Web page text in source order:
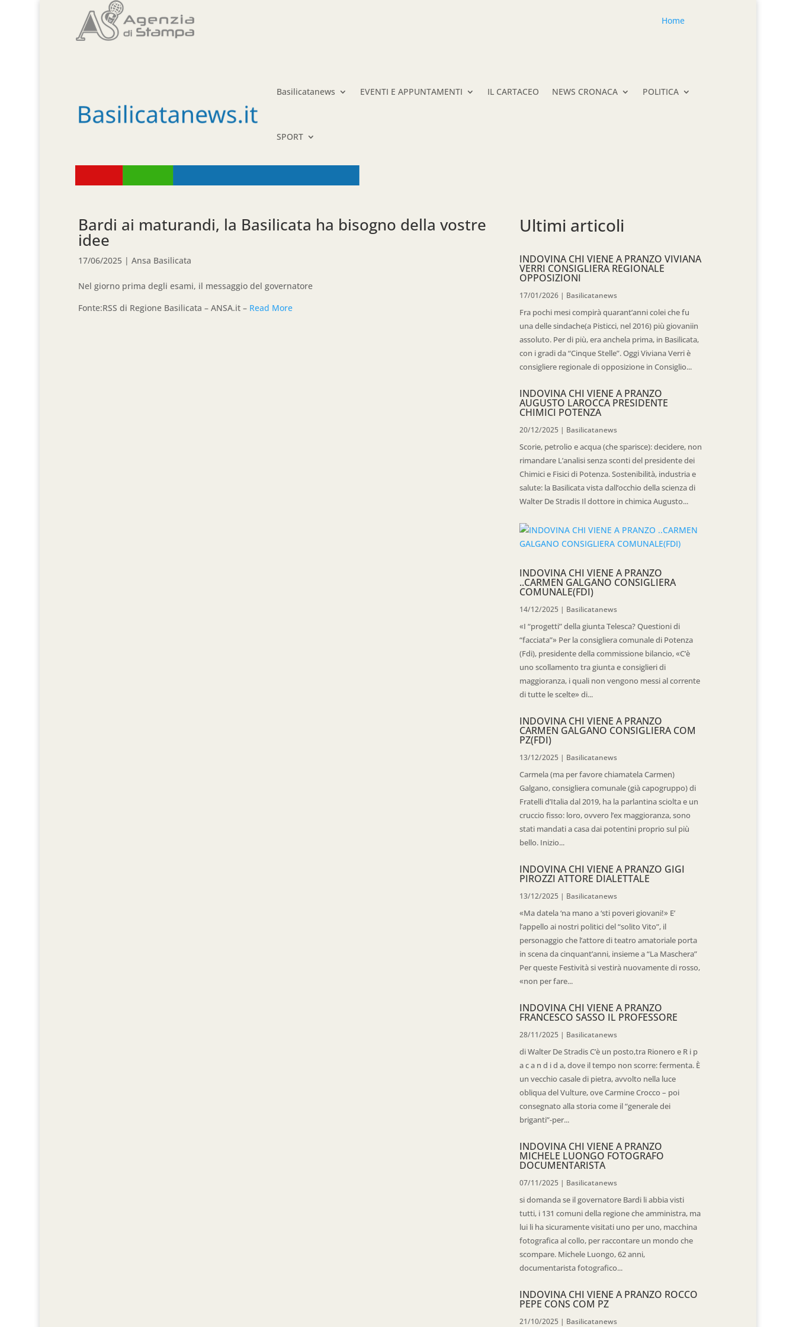
Home
Basilicatanews EVENTI E APPUNTAMENTI IL CARTACEO NEWS CRONACA POLITICA
SPORT
Bardi ai maturandi, la Basilicata ha bisogno della vostre
idee
17/06/2025 |Ansa Basilicata
Nel giorno prima degli esami, il messaggio del governatore
Fonte:RSS di Regione Basilicata – ANSA.it – Read More
Ultimi articoli
INDOVINA CHI VIENE A PRANZO VIVIANA
VERRI CONSIGLIERA REGIONALE
OPPOSIZIONI
17/01/2026| Basilicatanews
Fra pochi mesi compirà quarant’anni colei che fu
una delle sindache(a Pisticci, nel 2016) più giovaniin
assoluto. Per di più, era anchela prima, in Basilicata,
con i gradi da “Cinque Stelle”. Oggi Viviana Verri è
consigliere regionale di opposizione in Consiglio...
INDOVINA CHI VIENE A PRANZO
AUGUSTO LAROCCA PRESIDENTE
CHIMICI POTENZA
20/12/2025 | Basilicatanews
Scorie, petrolio e acqua (che sparisce): decidere, non
rimandare L’analisi senza sconti del presidente dei
Chimici e Fisici di Potenza. Sostenibilità, industria e
salute: la Basilicata vista dall’occhio della scienza di
Walter De Stradis Il dottore in chimica Augusto...
INDOVINA CHI VIENE A PRANZO
..CARMEN GALGANO CONSIGLIERA
COMUNALE(FDI)
14/12/2025 | Basilicatanews
«I “progetti” della giunta Telesca? Questioni di
“facciata”» Per la consigliera comunale di Potenza
(Fdi), presidente della commissione bilancio, «C’è
uno scollamento tra giunta e consiglieri di
maggioranza, i quali non vengono messi al corrente
di tutte le scelte» di...
INDOVINA CHI VIENE A PRANZO
CARMEN GALGANO CONSIGLIERA COM
PZ(FDI)
13/12/2025 | Basilicatanews
Carmela (ma per favore chiamatela Carmen)
Galgano, consigliera comunale (già capogruppo) di
Fratelli d’Italia dal 2019, ha la parlantina sciolta e un
cruccio fisso: loro, ovvero l’ex maggioranza, sono
stati mandati a casa dai potentini proprio sul più
bello. Inizio...
INDOVINA CHI VIENE A PRANZO GIGI
PIROZZI ATTORE DIALETTALE
13/12/2025 | Basilicatanews
«Ma datela ‘na mano a ‘sti poveri giovani!» E’
l’appello ai nostri politici del “solito Vito”, il
personaggio che l’attore di teatro amatoriale porta
in scena da cinquant’anni, insieme a “La Maschera”
Per queste Festività si vestirà nuovamente di rosso,
«non per fare...
INDOVINA CHI VIENE A PRANZO
FRANCESCO SASSO IL PROFESSORE
28/11/2025 | Basilicatanews
di Walter De Stradis C’è un posto,tra Rionero e R i p
a c a n d i d a, dove il tempo non scorre: fermenta. È
un vecchio casale di pietra, avvolto nella luce
obliqua del Vulture, ove Carmine Crocco – poi
consegnato alla storia come il “generale dei
briganti”-per...
INDOVINA CHI VIENE A PRANZO
MICHELE LUONGO FOTOGRAFO
DOCUMENTARISTA
07/11/2025 | Basilicatanews
si domanda se il governatore Bardi li abbia visti
tutti, i 131 comuni della regione che amministra, ma
lui li ha sicuramente visitati uno per uno, macchina
fotografica al collo, per raccontare un mondo che
scompare. Michele Luongo, 62 anni,
documentarista fotografico...
INDOVINA CHI VIENE A PRANZO ROCCO
PEPE CONS COM PZ
21/10/2025 | Basilicatanews